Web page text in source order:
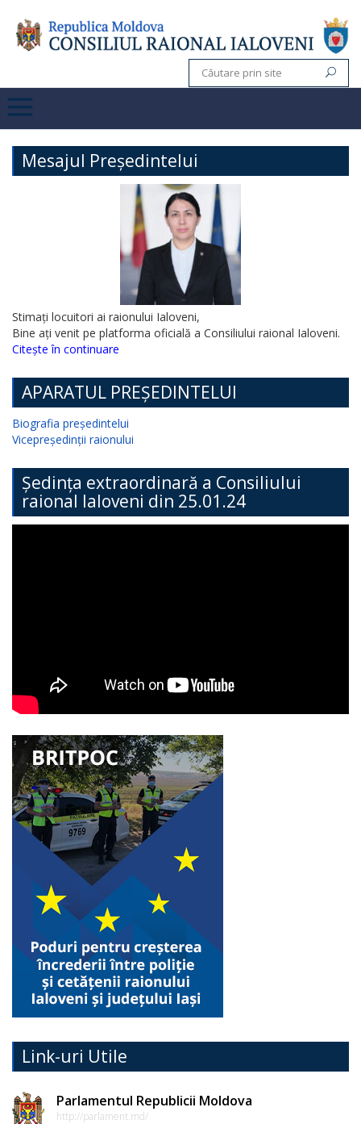
Mesajul Președintelui
Stimați locuitori ai raionului Ialoveni,
Bine ați venit pe platforma oficială a Consiliului raional Ialoveni.
Citește în continuare
APARATUL PREȘEDINTELUI
Biografia președintelui
Vicepreședinții raionului
Ședința extraordinară a Consiliului
raional Ialoveni din 25.01.24
Link-uri Utile
Parlamentul Republicii Moldova
http://parlament.md/